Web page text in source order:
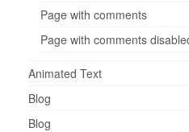
Page with comments
Page with comments
Animated Text
Blog
Blog